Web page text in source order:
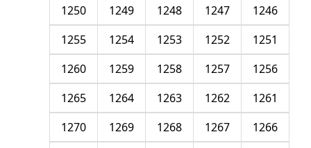
1246
1247
1248
1249
1250
1251
1252
1253
1254
1255
1256
1257
1258
1259
1260
1261
1262
1263
1264
1265
1266
1267
1268
1269
1270